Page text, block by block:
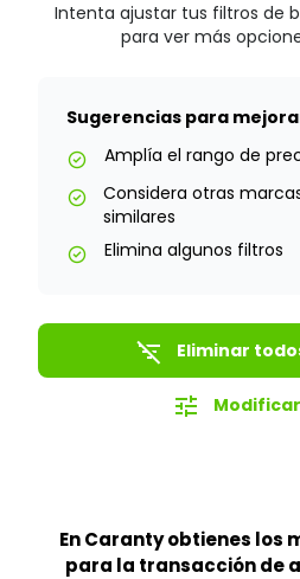
Intenta ajustar tus filtros de
para ver más
Sugerencias para
check_circle Amplía el rango de
check_circle
Considera otras
similares
check_circle Elimina algunos filtros
filter_list_off Eliminar
tune
En Caranty obtienes los
para la transacción de